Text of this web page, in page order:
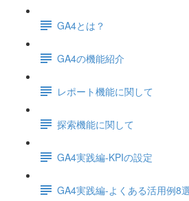
GA4とは？
GA4の機能紹介
レポート機能に関して
探索機能に関して
GA4実践編-KPIの設定
GA4実践編-よくある活用例8